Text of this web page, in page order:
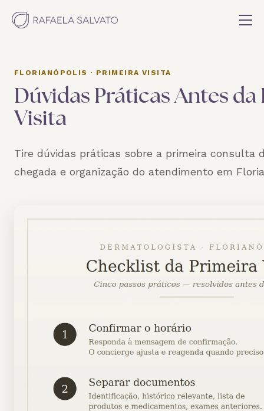
FLORIANÓPOLIS · PRIMEIRA VISITA
Dúvidas Práticas Antes
Visita
Tire dúvidas práticas sobre a primeira consulta
chegada e organização do atendimento em